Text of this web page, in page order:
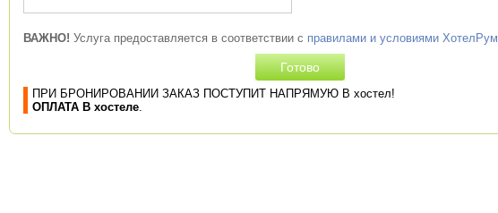
ВАЖНО! Услуга предоставляется в соответствии с правилами и условиями ХотелРум
ПРИ БРОНИРОВАНИИ ЗАКАЗ ПОСТУПИТ НАПРЯМУЮ В хостел!
ОПЛАТА В хостеле.